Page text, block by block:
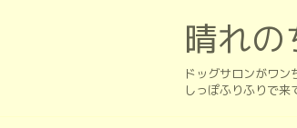
晴れ
ドッグサロンがワン
しっぽふりふりで来